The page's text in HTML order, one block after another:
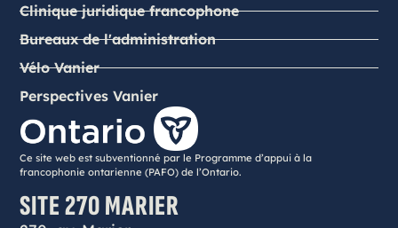
Clinique juridique francophone
Bureaux de l'administration
Vélo Vanier
Perspectives Vanier
Ce site web est subventionné par le Programme d’appui à la
francophonie ontarienne (PAFO) de l’Ontario.
SITE 270 MARIER